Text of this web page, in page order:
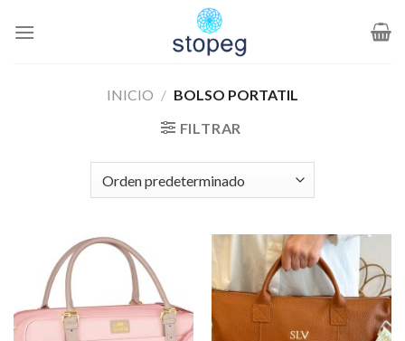
INICIO / BOLSO PORTATIL
FILTRAR